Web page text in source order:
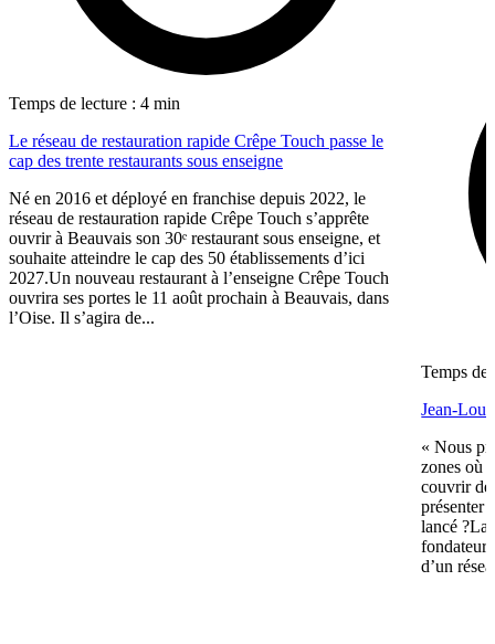
Temps de lecture : 4 min
Le réseau de restauration rapide Crêpe Touch passe le
cap des trente restaurants sous enseigne
Né en 2016 et déployé en franchise depuis 2022, le
réseau de restauration rapide Crêpe Touch s’apprête
ouvrir à Beauvais son 30ᵉ restaurant sous enseigne, et
souhaite atteindre le cap des 50 établissements d’ici
2027.Un nouveau restaurant à l’enseigne Crêpe Touch
ouvrira ses portes le 11 août prochain à Beauvais, dans
l’Oise. Il s’agira de...
Temps de
Jean-
« Nous
zones où
couvrir de
présenter
lancé ?La
d’un